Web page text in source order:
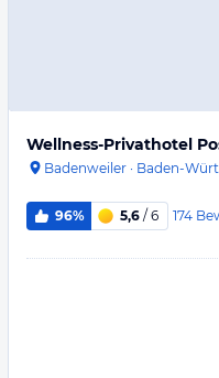
Wellness-Privathotel
Badenweiler · Baden-
96% 5,6 / 6 174